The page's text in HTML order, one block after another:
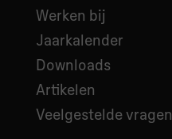
Werken bij
Jaarkalender
Downloads
Artikelen
Veelgestelde vragen